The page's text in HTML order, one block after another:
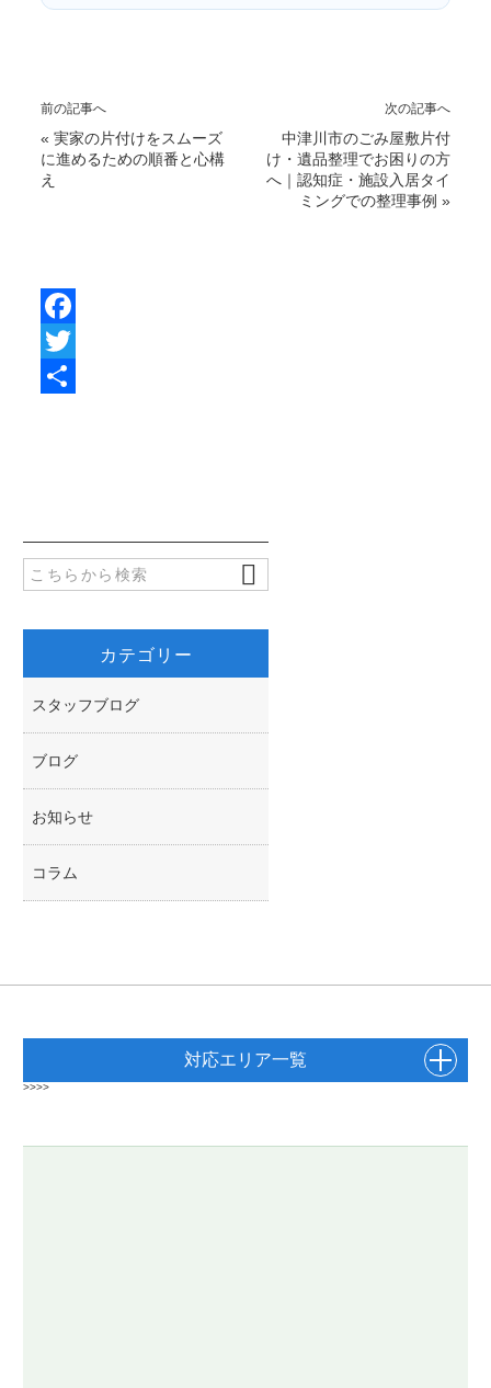
前の記事へ
« 実家の片付けをスムーズ
に進めるための順番と心構
え
次の記事へ
中津川市のごみ屋敷片付
け・遺品整理でお困りの方
へ｜認知症・施設入居タイ
ミングでの整理事例 »
F
カテゴリー
スタッフブログ
ブログ
お知らせ
コラム
対応エリア一覧
>>>>